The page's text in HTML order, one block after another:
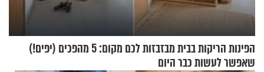
הפינות הריקות בבית מבזבזות לכם מקום: 5 מהפכים (יפים!)
שאפשר לעשות כבר היום